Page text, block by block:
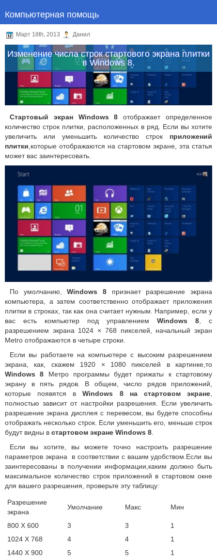
Компьютерная помощь
Март 18th, 2013 Данил
Изменение числа строк стартового экрана плитки
в Windows 8.
Стартовый экран Windows 8 отображает определенное
количество строк плитки, расположенных в ряд. Если вы хотите
увеличить или уменьшить количество строк приложений
плитки ,которые отображаются на стартовом экране, эта статья
может вас заинтересовать.
По умолчанию, Windows 8 признает разрешение экрана
компьютера, а затем соответственно отображает приложения
плитки в строках, так как она считает нужным. Например, если у
вас есть компьютер под управлением Windows 8 , с
разрешением экрана 1024 × 768 пикселей, начальный экран
Metro отображаются в четыре строки.
Если вы работаете на компьютере с высоким разрешением
экрана, как, скажем 1920 × 1080 пикселей в картинке,то
Windows 8 Метро программы будет прижаты к стартовому
экрану в пять рядов. В общем, число рядов приложений,
которые появятся вWindows 8 на стартовом экране
полностью зависит от настройки разрешения. Если увеличить
разрешение экрана дисплея с перевесом, вы будете способны
отображать несколько строк. Если уменьшить его, меньше строк
будут видны в стартовом экране Windows 8
Если вы хотите, вы можете точно настроить разрешение
параметров экрана в соответствии с вашим удобством. Если вы
заинтересованы в получении информации,каким должно быть
максимальное количество строк приложений в стартовом окне
для вашего разрешения, проверьте эту таблицу:
Разрешение
экрана
Умолчание Макс Мин
800 X 600 3 3
1
1024 X 768
4 4
1
1440 X 900
5 5
1